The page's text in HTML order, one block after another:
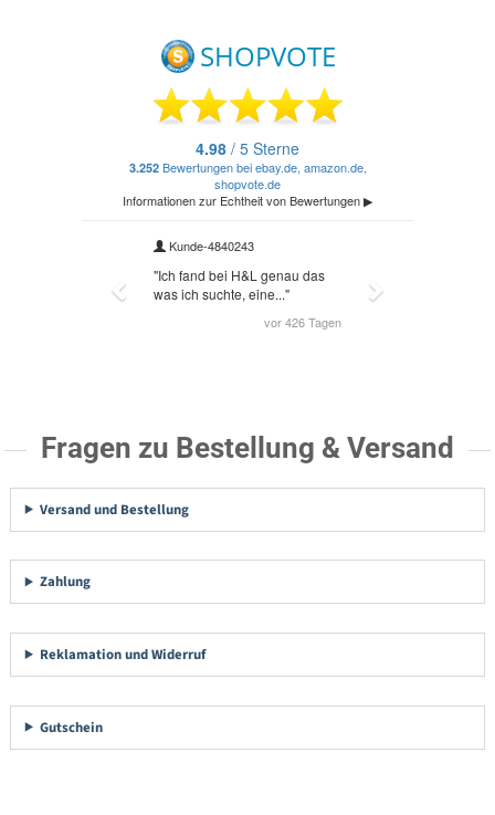
Fragen zu Bestellung & Versand
Versand und Bestellung
Zahlung
Reklamation und Widerruf
Gutschein